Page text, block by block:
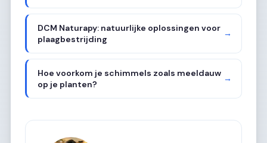
DCM Naturapy: natuurlijke oplossingen voor
plaagbestrijding
→
Hoe voorkom je schimmels zoals meeldauw
op je planten?
→